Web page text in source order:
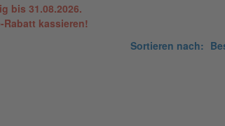
bis 31.08.2026.
Rabatt kassieren!
Sortieren nach: